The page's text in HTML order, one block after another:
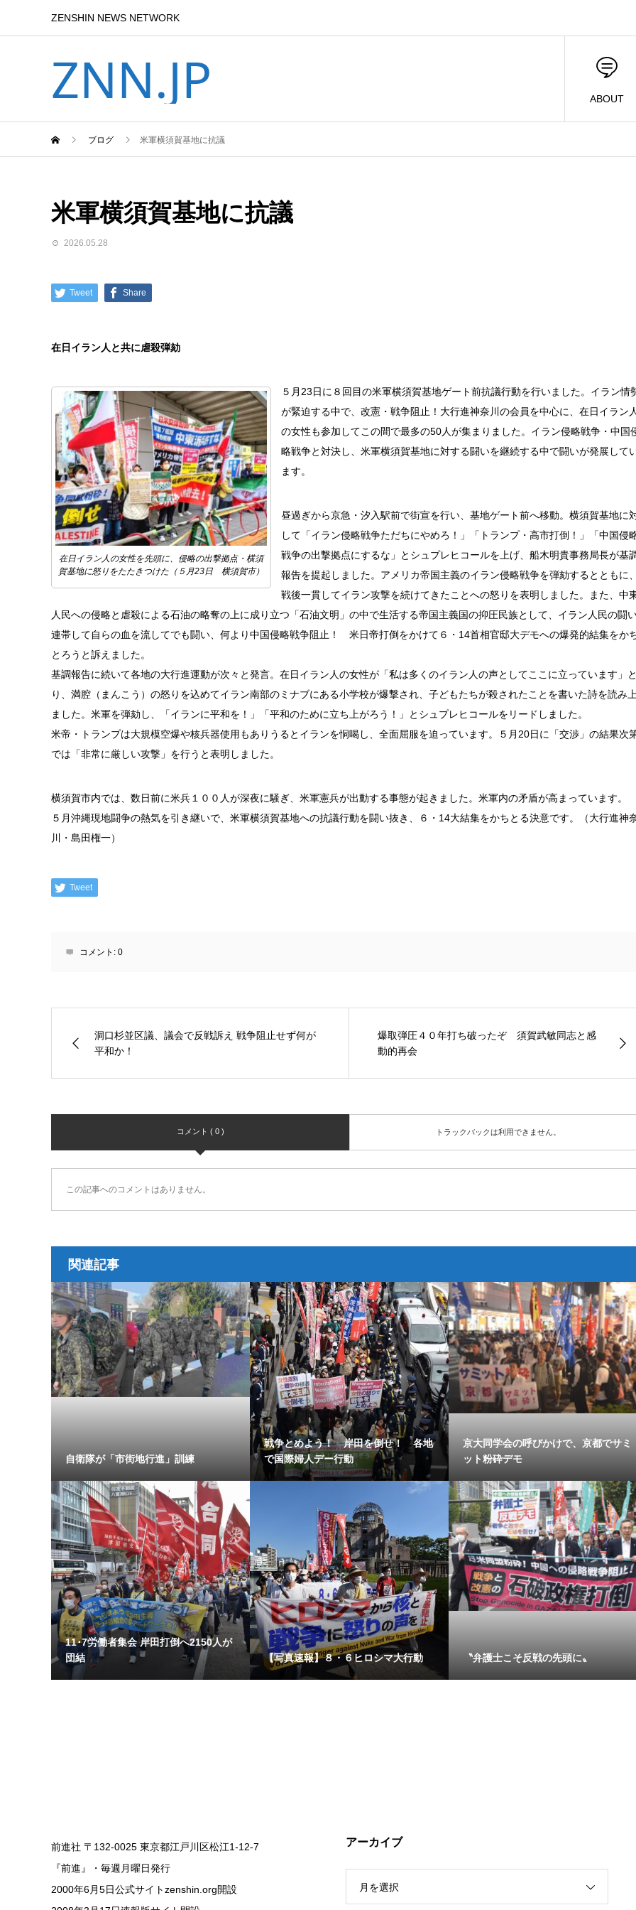
ZENSHIN NEWS NETWORK
ZNN.JP ABOUT
ブログ 米軍横須賀基地に抗議
米軍横須賀基地に抗議
2026.05.28
Tweet Share
在日イラン人と共に虐殺弾劾
在日イラン人の女性を先頭に、侵略の出撃拠点・横須
賀基地に怒りをたたきつけた（５月23日 横須賀市）
５月23日に８回目の米軍横須賀基地ゲート前抗議行動を行いました。イラン情
が緊迫する中で、改憲・戦争阻止！大行進神奈川の会員を中心に、在日イラン人
の女性も参加してこの間で最多の50人が集まりました。イラン侵略戦争・中国
略戦争と対決し、米軍横須賀基地に対する闘いを継続する中で闘いが発展して
ます。
昼過ぎから京急・汐入駅前で街宣を行い、基地ゲート前へ移動。横須賀基地に
して「イラン侵略戦争ただちにやめろ！」「トランプ・高市打倒！」「中国侵
戦争の出撃拠点にするな」とシュプレヒコールを上げ、船木明貴事務局長が基
報告を提起しました。アメリカ帝国主義のイラン侵略戦争を弾劾するとともに、
戦後一貫してイラン攻撃を続けてきたことへの怒りを表明しました。また、中
人民への侵略と虐殺による石油の略奪の上に成り立つ「石油文明」の中で生活する帝国主義国の抑圧民族として、イラン人民の闘
連帯して自らの血を流してでも闘い、何より中国侵略戦争阻止！ 米日帝打倒をかけて６・14首相官邸大デモへの爆発的結集をか
とろうと訴えました。
基調報告に続いて各地の大行進運動が次々と発言。在日イラン人の女性が「私は多くのイラン人の声としてここに立っています」
り、満腔（まんこう）の怒りを込めてイラン南部のミナブにある小学校が爆撃され、子どもたちが殺されたことを書いた詩を読み
ました。米軍を弾劾し、「イランに平和を！」「平和のために立ち上がろう！」とシュプレヒコールをリードしました。
米帝・トランプは大規模空爆や核兵器使用もありうるとイランを恫喝し、全面屈服を迫っています。５月20日に「交渉」の結果次
では「非常に厳しい攻撃」を行うと表明しました。
横須賀市内では、数日前に米兵１００人が深夜に騒ぎ、米軍憲兵が出動する事態が起きました。米軍内の矛盾が高まっています。
５月沖縄現地闘争の熱気を引き継いで、米軍横須賀基地への抗議行動を闘い抜き、６・14大結集をかちとる決意です。（大行進神
川・島田権一）
Tweet
コメント: 0
洞口杉並区議、議会で反戦訴え 戦争阻止せず何が
平和か！
爆取弾圧４０年打ち破ったぞ 須賀武敏同志と感
動的再会
コメント ( 0 ) トラックバックは利用できません。
この記事へのコメントはありません。
関連記事
自衛隊が「市街地行進」訓練
戦争とめよう！ 岸田を倒せ！ 各地
で国際婦人デー行動
京大同学会の呼びかけで、京都でサミ
ット粉砕デモ
11･7労働者集会 岸田打倒へ2150人が
団結
【写真速報】８・６ヒロシマ大行動 〝弁護士こそ反戦の先頭に〟
前進社 〒132-0025 東京都江戸川区松江1-12-7
『前進』・毎週月曜日発行
2000年6月5日公式サイトzenshin.org開設
アーカイブ
月を選択